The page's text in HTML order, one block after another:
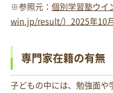
※参照元： 個別学習塾ウ
win.jp/result/）2025年10
専門家在籍の有無
子どもの中には、勉強面や